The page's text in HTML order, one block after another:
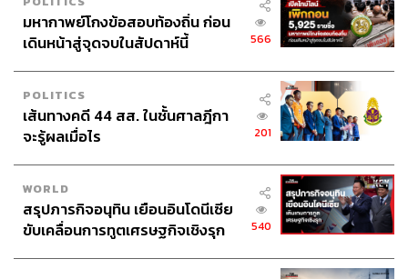
มหากาพย์โกงข้อสอบท้องถิ่น ก่อน
เดินหน้าสู่จุดจบในสัปดาห์นี้
566
POLITICS
เส้นทางคดี 44 สส. ในชั้นศาลฎีกา
จะรู้ผลเมื่อไร
201
WORLD
สรุปภารกิจอนุทิน เยือนอินโดนีเซีย
ขับเคลื่อนการทูตเศรษฐกิจเชิงรุก
540